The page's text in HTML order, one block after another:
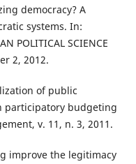
democracy? A
systems. In:
POLITICAL SCIENCE
2, 2012.
of public
participatory budgeting
v. 11, n. 3, 2011.
improve the legitimacy